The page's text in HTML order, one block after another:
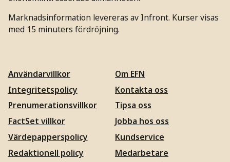
Marknadsinformation levereras av Infront. Kurser visas
med 15 minuters fördröjning.
Användarvillkor
Integritetspolicy
Prenumerationsvillkor
FactSet villkor
Värdepapperspolicy
Redaktionell policy
Om EFN
Kontakta oss
Tipsa oss
Jobba hos oss
Kundservice
Medarbetare